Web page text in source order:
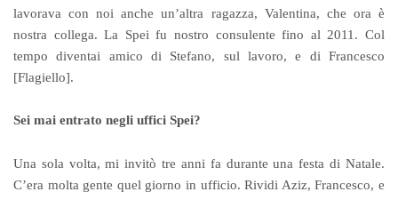
lavorava con noi anche un’altra ragazza, Valentina, che ora è
nostra collega. La Spei fu nostro consulente fino al 2011. Col
tempo diventai amico di Stefano, sul lavoro, e di Francesco
[Flagiello].
Sei mai entrato negli uffici Spei?
Una sola volta, mi invitò tre anni fa durante una festa di Natale.
C’era molta gente quel giorno in ufficio. Rividi Aziz, Francesco, e